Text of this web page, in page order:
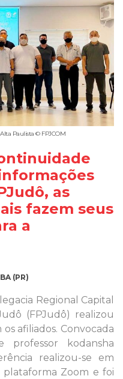
Paulista © FPJCOM
as
fazem seus
a
(PR)
Regional Capital
(FPJudô) realizou
afiliados. Convocada
kodansha
realizou-se em
Zoom e foi